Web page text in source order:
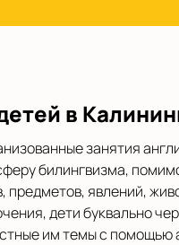
в
занятия
билингвизма,
явлений,
дети буквально
им темы с помощью